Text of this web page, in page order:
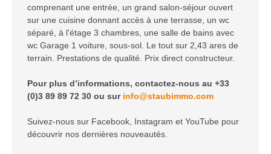
comprenant une entrée, un grand salon-séjour ouvert
sur une cuisine donnant accès à une terrasse, un wc
séparé, à l'étage 3 chambres, une salle de bains avec
wc Garage 1 voiture, sous-sol. Le tout sur 2,43 ares de
terrain. Prestations de qualité. Prix direct constructeur.
Pour plus d’informations, contactez-nous au +33
(0)3 89 89 72 30 ou sur info@staubimmo.com
Suivez-nous sur Facebook, Instagram et YouTube pour
découvrir nos dernières nouveautés.